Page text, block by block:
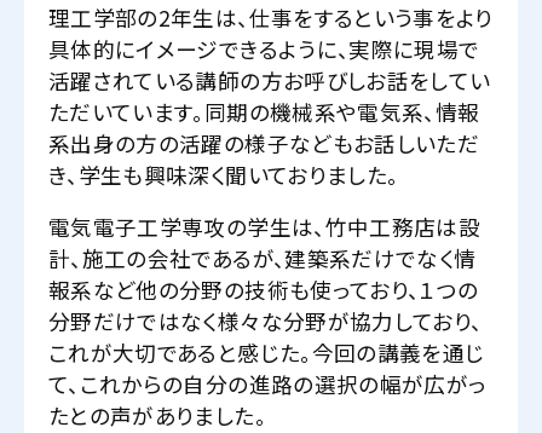
理工学部の2年生は、仕事をするという事をより
具体的にイメージできるように、実際に現場で
活躍されている講師の方お呼びしお話をしてい
ただいています。同期の機械系や電気系、情報
系出身の方の活躍の様子などもお話しいただ
き、学生も興味深く聞いておりました。
電気電子工学専攻の学生は、竹中工務店は設
計、施工の会社であるが、建築系だけでなく情
報系など他の分野の技術も使っており、１つの
分野だけではなく様々な分野が協力しており、
これが大切であると感じた。今回の講義を通じ
て、これからの自分の進路の選択の幅が広がっ
たとの声がありました。